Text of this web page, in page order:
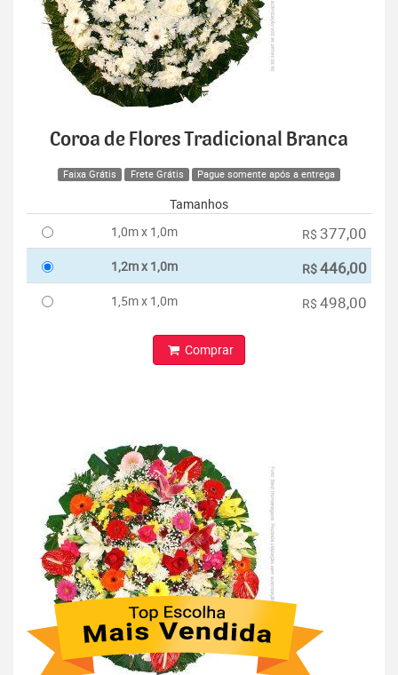
Coroa de Flores Tradicional Branca
Faixa Grátis Frete Grátis Pague somente após a entrega
Tamanhos
1,0m x 1,0m
R$ 377,00
1,2m x 1,0m R$446,00
1,5m x 1,0m R$ 498,00
Comprar